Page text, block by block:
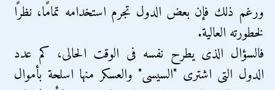
ورغم ذلك فإن بعض الدول تجرم استخدامه تمامًا، نظرًا
لخطورته العالية.
فالسؤال الذى يطرح نفسه فى الوقت الحالى، كم عدد
الدول التى اشترى "السيسى" والعسكر منها اسلحة بأموال